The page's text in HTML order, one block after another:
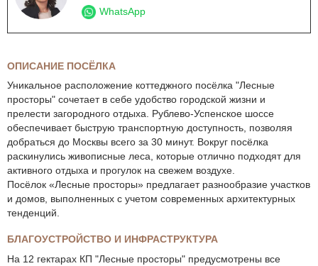
WhatsApp
ОПИСАНИЕ ПОСЁЛКА
Уникальное расположение коттеджного посёлка "Лесные
просторы" сочетает в себе удобство городской жизни и
прелести загородного отдыха. Рублево-Успенское шоссе
обеспечивает быструю транспортную доступность, позволяя
добраться до Москвы всего за 30 минут. Вокруг посёлка
раскинулись живописные леса, которые отлично подходят для
активного отдыха и прогулок на свежем воздухе.
Посёлок «Лесные просторы» предлагает разнообразие участков
и домов, выполненных с учетом современных архитектурных
тенденций.
БЛАГОУСТРОЙСТВО И ИНФРАСТРУКТУРА
На 12 гектарах КП "Лесные просторы" предусмотрены все